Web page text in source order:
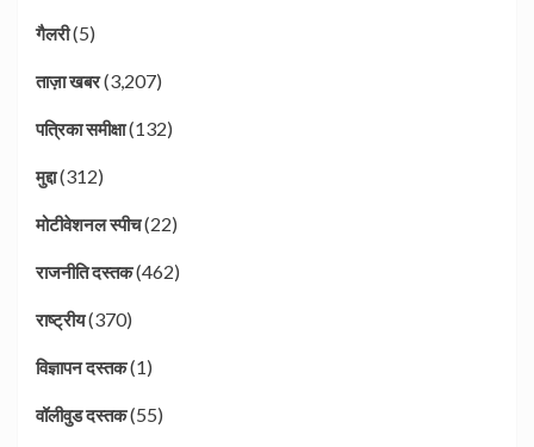
गैलरी(5)
ताज़ा खबर(3,207)
पत्रिका समीक्षा(132)
मुद्दा(312)
मोटीवेशनल स्पीच(22)
राजनीति दस्तक(462)
राष्ट्रीय(370)
विज्ञापन दस्तक(1)
वॉलीवुड दस्तक(55)